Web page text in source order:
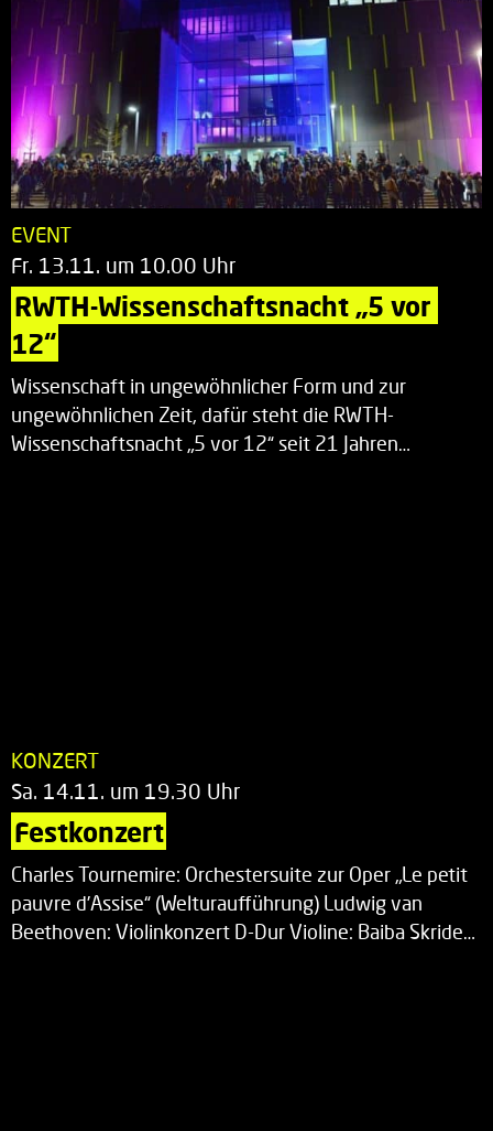
EVENT
Fr. 13.11. um 10.00 Uhr
RWTH-Wissenschaftsnacht „5 vor
12“
Wissenschaft in ungewöhnlicher Form und zur
ungewöhnlichen Zeit, dafür steht die RWTH-
Wissenschaftsnacht „5 vor 12“ seit 21 Jahren…
KONZERT
Sa. 14.11. um 19.30 Uhr
Festkonzert
Charles Tournemire: Orchestersuite zur Oper „Le petit
pauvre d’Assise“ (Welturaufführung) Ludwig van
Beethoven: Violinkonzert D-Dur Violine: Baiba Skride…